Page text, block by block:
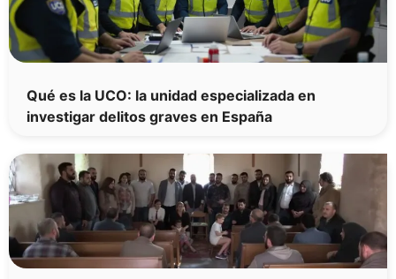
Qué es la UCO: la unidad especializada en
investigar delitos graves en España